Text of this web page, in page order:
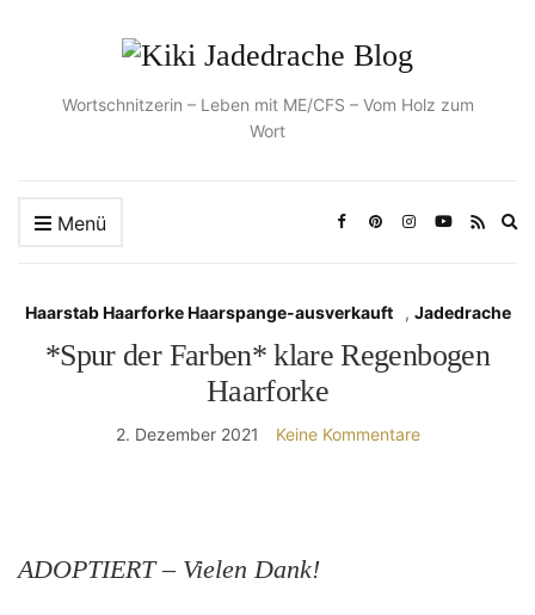
Wortschnitzerin – Leben mit ME/CFS – Vom Holz zum
Wort
Menü
Haarstab Haarforke Haarspange-ausverkauft , Jadedrache
*Spur der Farben* klare Regenbogen
Haarforke
2. Dezember 2021 Keine Kommentare
ADOPTIERT – Vielen Dank!